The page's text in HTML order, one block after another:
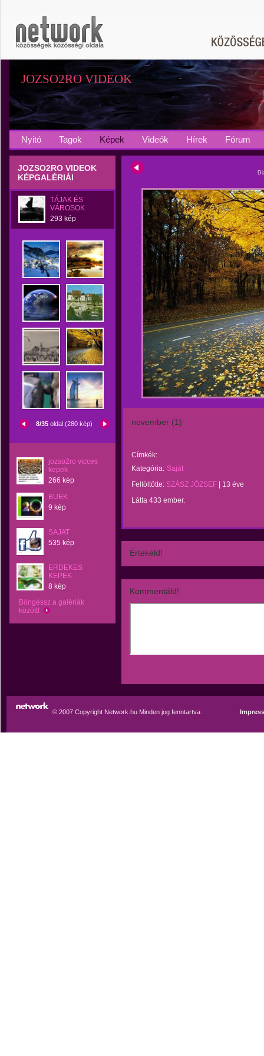
JOZSO2RO VIDEOK
Nyitó Tagok Képek Videók Hírek Fórum
JOZSO2RO VIDEOK
KÉPGALÉRIÁI
TÁJAK ÉS
VÁROSOK
293 kép
8/35 oldal (280 kép)
jozso2ro vicces
kepek
266 kép
BUEK
9 kép
SAJAT
535 kép
ERDEKES
KEPEK
8 kép
Böngéssz a galériák
között!
november (1)
Címkék:
Kategória: Saját
Feltöltötte: SZÁSZ JÓZSEF
13 éve
Látta 433 ember.
Értékeld!
Kommentáld!
© 2007 Copyright Network.hu Minden jog fenntartva.